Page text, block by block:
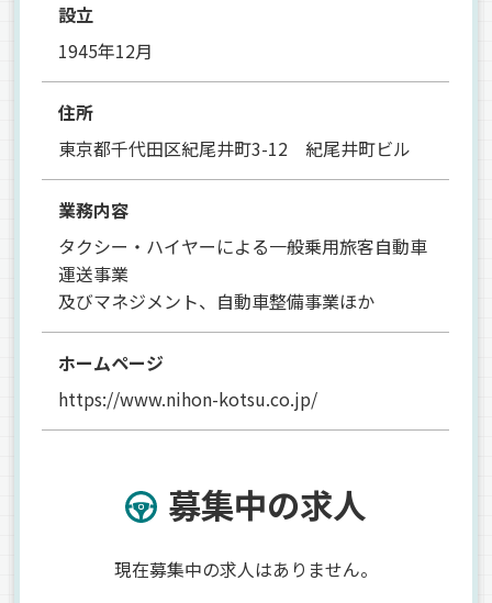
設立
1945年12月
住所
東京都千代田区紀尾井町3-12 紀尾井町ビル
業務内容
タクシー・ハイヤーによる一般乗用旅客自動車
運送事業
及びマネジメント、自動車整備事業ほか
ホームページ
https://www.nihon-kotsu.co.jp/
募集中の求人
現在募集中の求人はありません。